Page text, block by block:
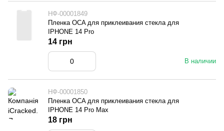
НФ-00001849
Пленка OCA для приклеивания стекла для
IPHONE 14 Pro
В наличии
14 грн
НФ-00001850
Пленка OCA для приклеивания стекла для
IPHONE 14 Pro Max
18 грн